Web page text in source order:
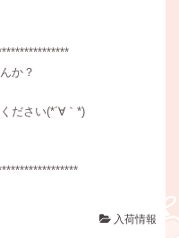
か？
ださい(*´∀｀*)
入荷情報